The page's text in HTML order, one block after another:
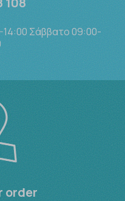
Σάββατο 09:00-
order